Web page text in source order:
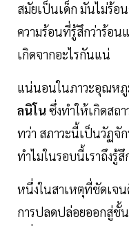
สมัยเป็นเด็ก มันไม่ร้อ
ความร้อนที่รู้สึกว่าร้อ
เกิดจากอะไรกันแน่
แน่นอนในภาวะอุณหภู
ลนิโน ซึ่งทำให้เกิดสถ
ทว่า สภาวะนี้เป็นวัฏจั
ทำไมในรอบนี้เราถึงรู้
หนึ่งในสาเหตุที่ชัดเจ
การปลดปล่อยออกสู่ชั้